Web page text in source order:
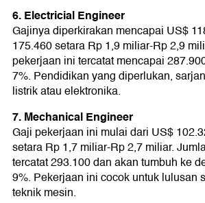
6. Electricial Engineer
Gajinya diperkirakan mencapai US$
175.460 setara Rp 1,9 miliar-Rp 2,9
pekerjaan ini tercatat mencapai
7%. Pendidikan yang diperlukan,
listrik atau elektronika.
7. Mechanical Engineer
Gaji pekerjaan ini mulai dari US$
setara Rp 1,7 miliar-Rp 2,7 miliar.
tercatat 293.100 dan akan tumbuh ke
9%. Pekerjaan ini cocok untuk lulusan
teknik mesin.